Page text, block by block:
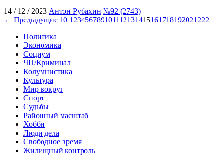
14 / 12 / 2023 Антон Рубахин №92 (2743)
← Предыдущие 10 1 23456789101112131415161718192021 22
Политика
Экономика
Социум
ЧП/Криминал
Колумнистика
Культура
Мир вокруг
Спорт
Судьбы
Районный масштаб
Хобби
Люди дела
Свободное время
Жилищный контроль